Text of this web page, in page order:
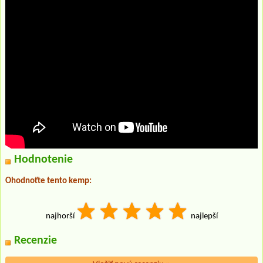
Hodnotenie
Ohodnoťte tento kemp:
najhorší najlepší
Recenzie